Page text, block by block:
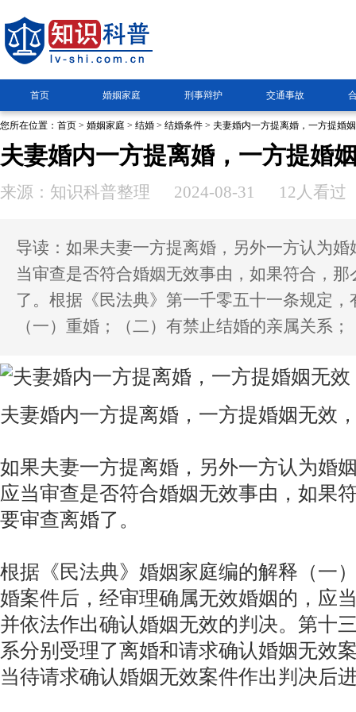
首页 婚姻家庭 刑事辩护 交通事故
您所在位置： 首页 > 婚姻家庭 > 结婚 > 结婚条件 > 夫妻婚内一方提离婚，一方提婚
夫妻婚内一方提离婚，一方提婚
来源：知识科普整理 2024-08-31 12人看过
导读：如果夫妻一方提离婚，另外一方认为
当审查是否符合婚姻无效事由，如果符合，
了。根据《民法典》第一千零五十一条规定
（一）重婚；（二）有禁止结婚的亲属关系
夫妻婚内一方提离婚，一方提婚姻无效
如果夫妻一方提离婚，另外一方认为婚
应当审查是否符合婚姻无效事由，如果
要审查离婚了。
根据《民法典》婚姻家庭编的解释（一
婚案件后，经审理确属无效婚姻的，应
并依法作出确认婚姻无效的判决。第十
系分别受理了离婚和请求确认婚姻无效
当待请求确认婚姻无效案件作出判决后